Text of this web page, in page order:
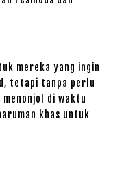
mereka yang ingin
tetapi tanpa perlu
di waktu
khas untuk